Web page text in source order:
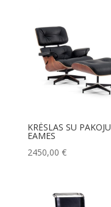
KRĖSLAS SU PAKOJU
EAMES
2450,00 €